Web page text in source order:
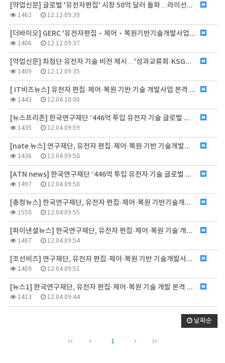
[약업신문] 글로벌 '유전자편집' 시장 50억 달러 돌파…라이선스 딜만 153억 달러_2023.11.06.
1462 12.12 09:39
[더바이오] GERC '유전자편집‧제어‧복원기반기술개발사업 성과교류회' 개최_2023.11.04.
1406 12.12 09:37
[약업신문] 최첨단 유전자 기술 비전 제시…'성과교류회·KSGCT' 성료_2023.11.03
1409 12.12 09:35
[ IT비즈뉴스] 유전자 편집·제어·복원 기반 기술 개발사업 본격 착수_2023.08.17
1443 12.04 10:00
[뉴스프리존] 한국연구재단 “446억 투입 유전자 기술 글로벌 경쟁력 키운다”_2023.08.17
1435 12.04 09:59
[nate 뉴스] 연구재단, 유전자 편집·제어·복원 기반 기술개발사업 착수_2023.08.16
1436 12.04 09:58
[ATN news] 한국연구재단 “446억 투입 유전자 기술 글로벌 경쟁력 키운다”_2023.08.16
1497 12.04 09:58
[충청뉴스] 한국연구재단, 유전자 편집·제어·복원 기반기술개발사업 본격 착수_2023.08.16
1558 12.04 09:55
[파이낸셜뉴스] 한국연구재단, 유전자 편집·제어·복원 기술 개발 본격 착수_2023.08.16
1467 12.04 09:54
[조선비즈] 연구재단, 유전자 편집·제어·복원 기반 기술개발사업 착수_2023.08.16
1409 12.04 09:51
[뉴스1] 한국연구재단, 유전자 편집·제어·복원 기술 개발 본격 착수_2023.08.16
1413 12.04 09:44
날짜순
1